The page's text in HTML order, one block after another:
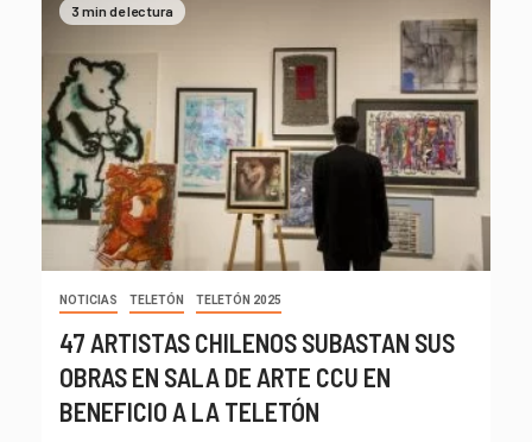
3 min de lectura
NOTICIAS TELETÓN TELETÓN 2025
47 ARTISTAS CHILENOS SUBASTAN SUS
OBRAS EN SALA DE ARTE CCU EN
BENEFICIO A LA TELETÓN